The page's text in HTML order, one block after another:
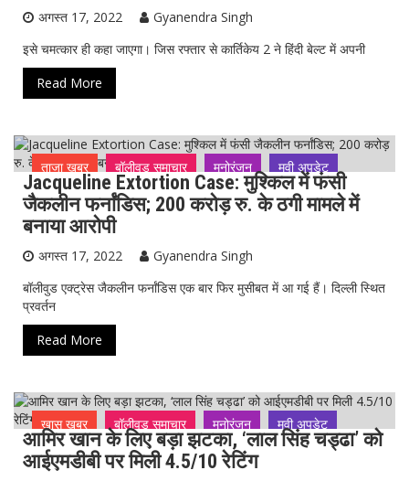
अगस्त 17, 2022
Gyanendra Singh
इसे चमत्कार ही कहा जाएगा। जिस रफ्तार से कार्तिकेय 2 ने हिंदी बेल्ट में अपनी
Read More
ताजा ख़बर बॉलीवुड समाचार मनोरंजन
मूवी अपडेट
सेलिब्रिटी अपडेट
Jacqueline Extortion Case: मुश्किल में फंसी
जैकलीन फर्नांडिस; 200 करोड़ रु. के ठगी मामले में
बनाया आरोपी
अगस्त 17, 2022
Gyanendra Singh
बॉलीवुड एक्ट्रेस जैकलीन फर्नांडिस एक बार फिर मुसीबत में आ गई हैं। दिल्ली स्थित
प्रवर्तन
Read More
ख़ास ख़बर बॉलीवुड समाचार मनोरंजन
मूवी अपडेट
सेलिब्रिटी अपडेट
आमिर खान के लिए बड़ा झटका, ‘लाल सिंह चड्ढा’ को
आईएमडीबी पर मिली 4.5/10 रेटिंग